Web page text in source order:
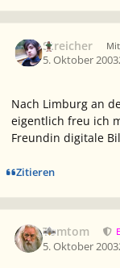
Streicher
5. Oktober 2003
Nach Limburg an
eigentlich freu ich
Freundin digitale
Zitieren
Tomtom
5. Oktober 2003